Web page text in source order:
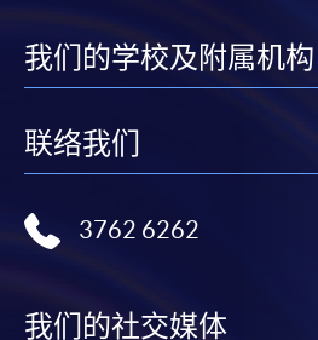
我们的学校及附属机构
联络我们
3762 6262
我们的社交媒体